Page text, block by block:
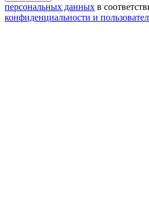
персональных данных в
конфиденциальности и